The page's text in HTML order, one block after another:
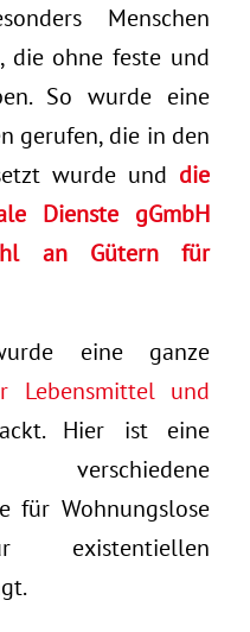
Menschen
die ohne feste und
So wurde eine
gerufen, die in den
wurde und die
Dienste gGmbH
an Gütern für
eine ganze
Lebensmittel und
Hier ist eine
für Wohnungslose